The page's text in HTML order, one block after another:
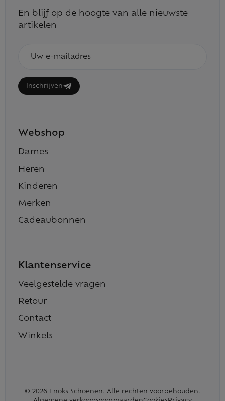
En blijf op de hoogte van alle nieuwste
artikelen
mailadres
Inschrijven
Webshop
Dames
Heren
Kinderen
Merken
Cadeaubonnen
Klantenservice
Veelgestelde vragen
Retour
Contact
Winkels
© 2026 Enoks Schoenen. Alle rechten voorbehouden.